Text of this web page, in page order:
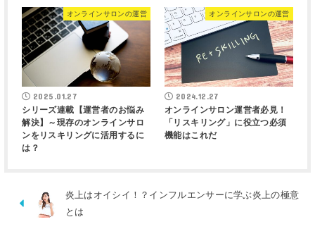
オンラインサロンの運営
2025.01.27
シリーズ連載【運営者のお悩み
解決】～現存のオンラインサロ
ンをリスキリングに活用するに
は？
オンラインサロンの運営
2024.12.27
オンラインサロン運営者必見！
「リスキリング」に役立つ必須
機能はこれだ
炎上はオイシイ！？インフルエンサーに学ぶ炎上の極意
とは